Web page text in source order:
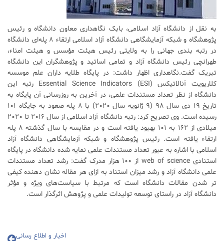
به نقل از دانشگاه آزاد اسلامی، بابک نگاهداری معاون دانشگاه و رئیس
پژوهشگاه و شبکه آزمایشگاهی دانشگاه آزاد اسلامی ارتقاء ۸ پله‌ای دانشگاه
در رتبه بندی جهانی را به ولایتی رئیس هیئت مؤسس و هیئت امناء،
طهرانچی رئیس دانشگاه آزاد و تمامی اساتید و پژوهشگران این دانشگاه
تبریک گفت.نگاهداری اظهار داشت: در پایگاه طلایه داران علم موسسه
کلاریویت آنالاتیکس Essential Science Indicators (ESI) رتبه این
دانشگاه از نظر تعداد مستندات علمی، در آخرین به روزرسانی آن پایگاه به
تاریخ ۱۹ دی سال ۹۸ (۹ ژانویه سال ۲۰۲۰) با ۸ پله صعود به جایگاه ۱۰۱
رسیده است. وی تصریح کرد: رتبه دانشگاه آزاد اسلامی از سال ۲۰۱۶ تا ۲۰۲۰
میلادی از ۱۶۲ به ۱۰۱ بهبود یافته است و در مقایسه با سال گذشته ۸ پله
ارتقاء یافته است. رئیس پژوهشگاه و شبکه آزمایشگاهی دانشگاه آزاد
اسلامی با اشاره به عبور تعداد مستندات علمی نمایه شده دانشگاه در پایگاه
استنادی web of science از ۱۰۰ هزار مدرک گفت: رشد تعداد مستندات
علمی دانشگاه آزاد و رشد میزان استناد به ازای هر مقاله نشان دهنده کیفی­‌
تر شدن مقالات دانشگاه است که مرتبط با سیاست‌های ویژه و مؤثر
دانشگاه آزاد در راستای توسعه تولیدات علمی و پژوهش اثرگذار است.
اخبار و اطلاع رسانی